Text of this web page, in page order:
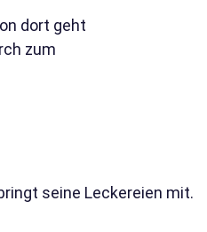
dort geht
zum
seine Leckereien mit.